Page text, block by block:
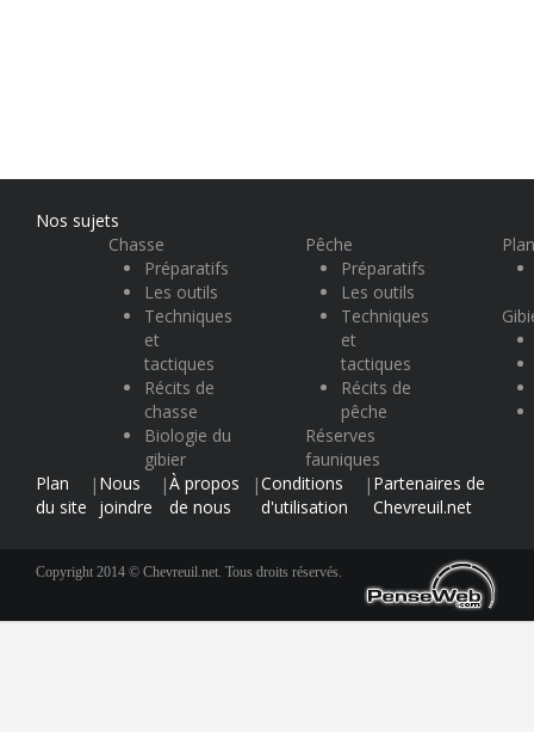
Nos sujets
Chasse
Préparatifs
Les outils
Techniques
et
tactiques
Récits de
chasse
Biologie du
gibier
Pêche
Préparatifs
Les outils
Techniques
et
tactiques
Récits de
pêche
Réserves
fauniques
Plan
du site
| Nous
joindre
|À propos
de nous
|Conditions
d'utilisation
| Partenaires de
Chevreuil.net
Copyright 2014 © Chevreuil.net. Tous droits réservés.